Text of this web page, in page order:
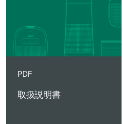
PDF
取扱説明書